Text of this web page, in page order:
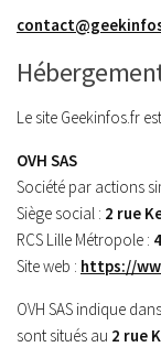
Le site Geekinfos.fr
OVH SAS
Société par actions
Siège social : 2 rue
RCS Lille Métropole :
Site web : https://
OVH SAS indique
sont situés au 2 rue